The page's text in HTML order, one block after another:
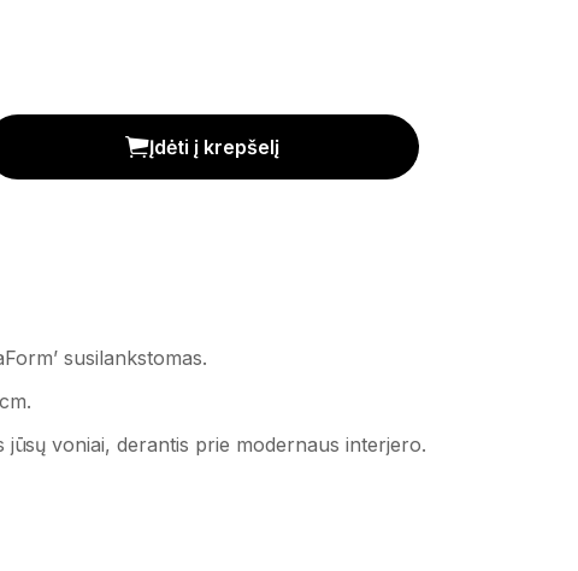
kiekis
Įdėti į krepšelį
susilankstomas.
jūsų voniai, derantis prie modernaus interjero.